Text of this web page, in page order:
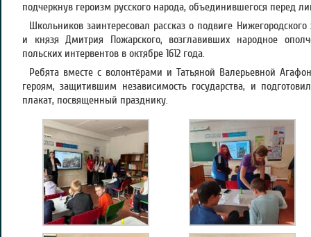
подчеркнув героизм русского народа, объединившегося перед
Школьников заинтересовал рассказ о подвиге
и князя Дмитрия Пожарского, возглавивших народное
польских интервентов в октябре 1612 года.
Ребята вместе с волонтёрами и Татьяной Валерьевной
героям, защитившим независимость государства, и
плакат, посвященный празднику.